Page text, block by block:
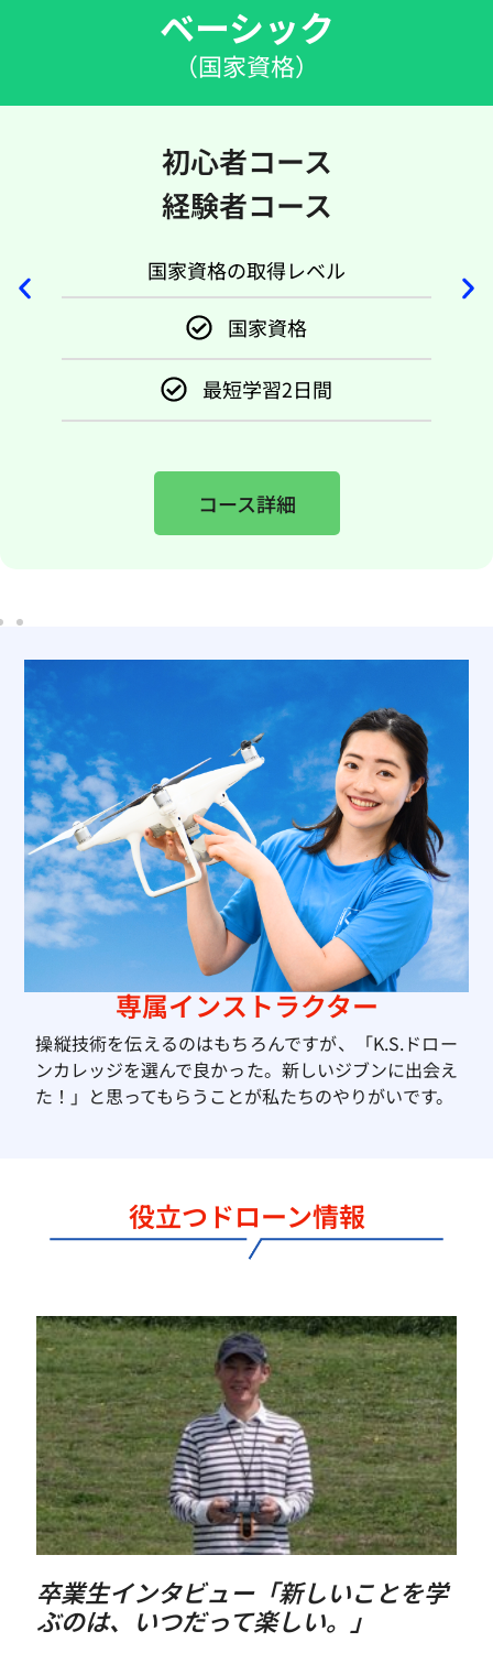
ベーシック
（国家資格）
初心者コース
経験者コース
国家資格の取得レベル
国家資格
最短学習2日間
コース詳細
専属インストラクター
操縦技術を伝えるのはもちろんですが、「K.S.ドロー
ンカレッジを選んで良かった。新しいジブンに出会え
た！」と思ってもらうことが私たちのやりがいです。
役立つドローン情報
インタビュー「新しいことを学
、いつだって楽しい。」
登録更